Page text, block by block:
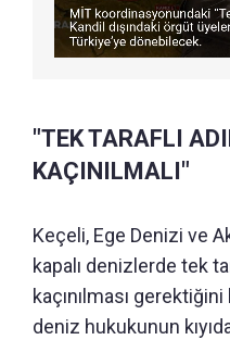
"TEK TARAFLI
KAÇINILMALI"
Keçeli, Ege Denizi ve
kapalı denizlerde tek
kaçınılması
deniz hukukunun